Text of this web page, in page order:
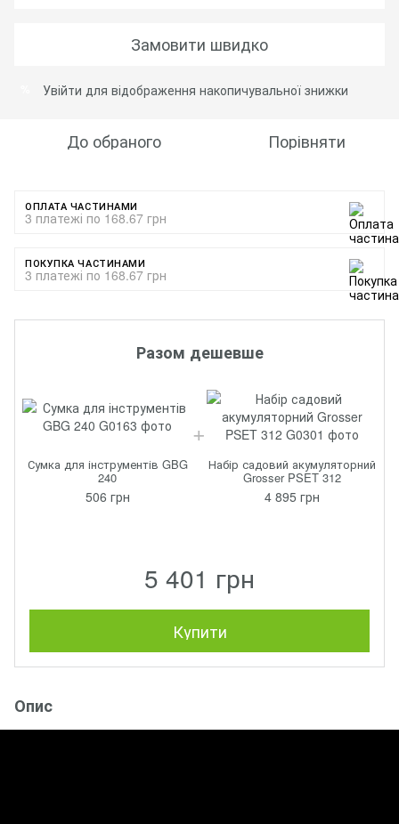
Замовити швидко
Увійти для відображення накопичувальної знижки
До обраного Порівняти
ОПЛАТА ЧАСТИНАМИ
3 платежі по 168.67 грн
ПОКУПКА ЧАСТИНАМИ
3 платежі по 168.67 грн
Разом дешевше
Сумка для інструментів GBG
240
506 грн
Набір садовий акумуляторний
Grosser PSET 312
4 895 грн
5 401 грн
Купити
Опис